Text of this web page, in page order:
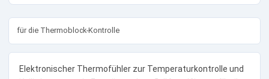
für die Thermoblock-Kontrolle
Elektronischer Thermofühler zur Temperaturkontrolle und